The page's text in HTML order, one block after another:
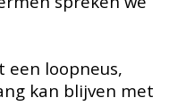
een loopneus,
kan blijven met